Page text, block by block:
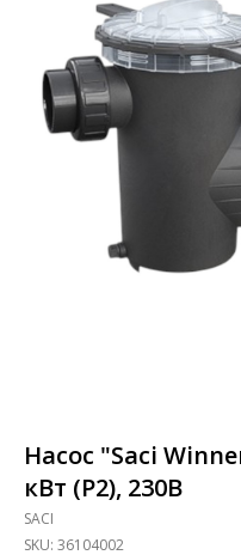
Насос "Saci
кВт (P2), 230В
SACI
SKU: 36104002